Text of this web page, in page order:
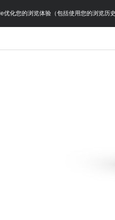
优化您的浏览体验（包括使用您的浏览历